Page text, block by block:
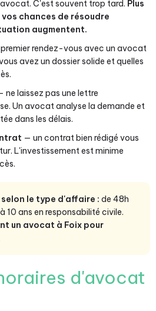
C'est souvent trop tard. Plus
chances de résoudre
augmentent.
premier rendez-vous avec un avocat
avez un dossier solide et quelles
ne laissez pas une lettre
Un avocat analyse la demande et
dans les délais.
— un contrat bien rédigé vous
L'investissement est minime
le type d'affaire : de 48h
10 ans en responsabilité civile.
un avocat à Foix pour
d'avocat